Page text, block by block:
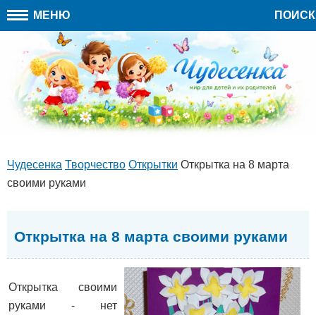
МЕНЮ ПОИСК
Чудесенка Творчество Открытки Открытка на 8 марта
своими руками
Открытка на 8 марта своими руками
Открытка своими
руками - нет